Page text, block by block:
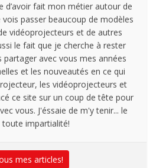
d’avoir fait mon métier autour de
passer beaucoup de modèles
vidéoprojecteurs et de autres
le fait que je cherche à rester
partager avec vous mes années
et les nouveautés en ce qui
les vidéoprojecteurs et
ce site sur un coup de tête pour
vous. J'éssaie de m'y tenir... le
impartialité!
mes articles!